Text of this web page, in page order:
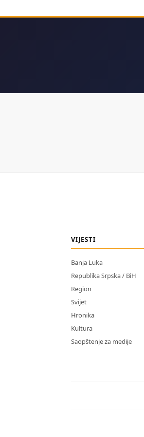
VIJESTI
Banja Luka
Republika Srpska / BiH
Region
Svijet
Hronika
Kultura
Saopštenje za medije